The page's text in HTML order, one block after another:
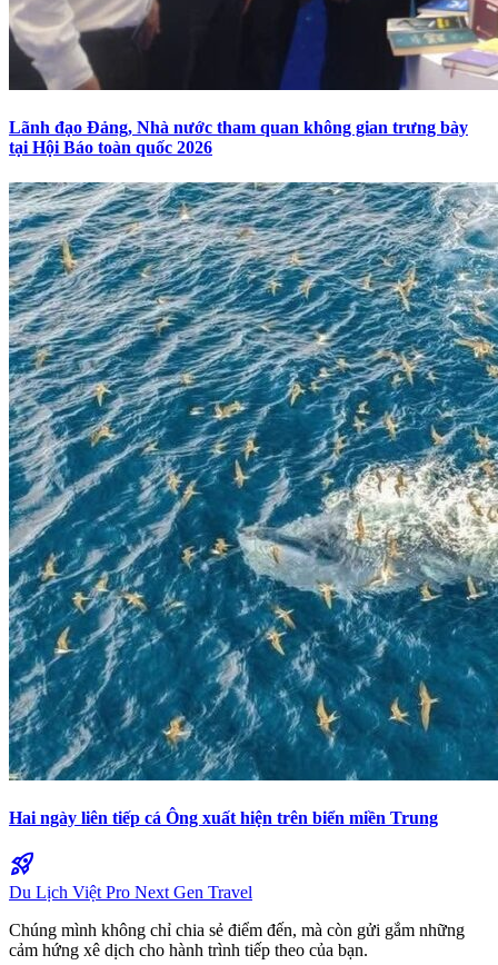
Lãnh đạo Đảng, Nhà nước tham quan không gian trưng bày
tại Hội Báo toàn quốc 2026
Hai ngày liên tiếp cá Ông xuất hiện trên biển miền Trung
rocket_launch
Du Lịch Việt Pro Next Gen Travel
Chúng mình không chỉ chia sẻ điểm đến, mà còn gửi gắm những
cảm hứng xê dịch cho hành trình tiếp theo của bạn.